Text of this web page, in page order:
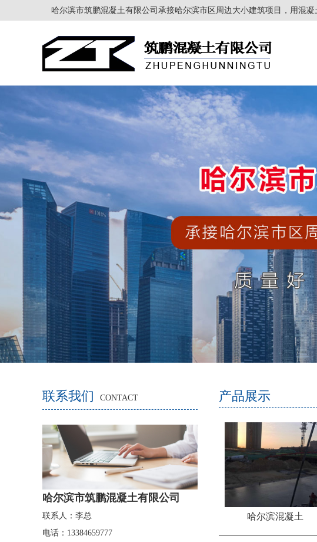
哈尔滨市筑鹏混凝土有限公司承接哈尔滨市区周边大小建筑项目，用混
产品展示
哈尔滨混凝土
联系我们 CONTACT
哈尔滨市筑鹏混凝土有限公司
联系人：李总
电话：13384659777